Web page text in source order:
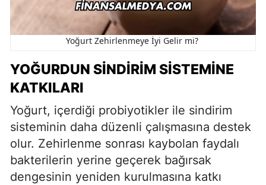
Yoğurt Zehirlenmeye İyi Gelir mi?
YOĞURDUN SINDIRIM SISTEMINE
KATKILARI
Yoğurt, içerdiği probiyotikler ile sindirim
sisteminin daha düzenli çalışmasına destek
olur. Zehirlenme sonrası kaybolan faydalı
bakterilerin yerine geçerek bağırsak
dengesinin yeniden kurulmasına katkı